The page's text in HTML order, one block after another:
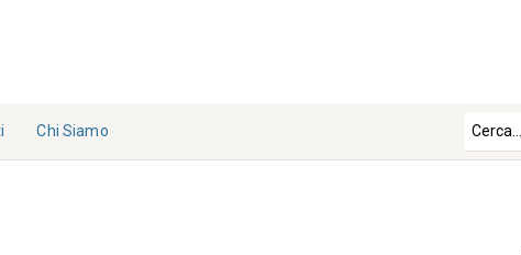
Chi Siamo